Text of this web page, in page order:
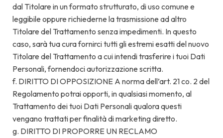
dal Titolare in un formato strutturato, di uso comune e
leggibile oppure richiederne la trasmissione ad altro
Titolare del Trattamento senza impedimenti. In questo
caso, sarà tua cura fornirci tutti gli estremi esatti del nuovo
Titolare del Trattamento a cui intendi trasferire i tuoi Dati
Personali, fornendoci autorizzazione scritta.
f. DIRITTO DI OPPOSIZIONE A norma dell’art. 21 co. 2 del
Regolamento potrai opporti, in qualsiasi momento, al
Trattamento dei tuoi Dati Personali qualora questi
vengano trattati per finalità di marketing diretto.
g. DIRITTO DI PROPORRE UN RECLAMO